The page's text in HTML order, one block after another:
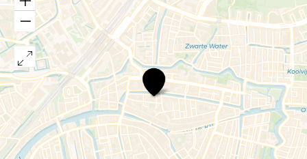
Atman!
(8+)
–
De
Nationale
Opera,
Opera